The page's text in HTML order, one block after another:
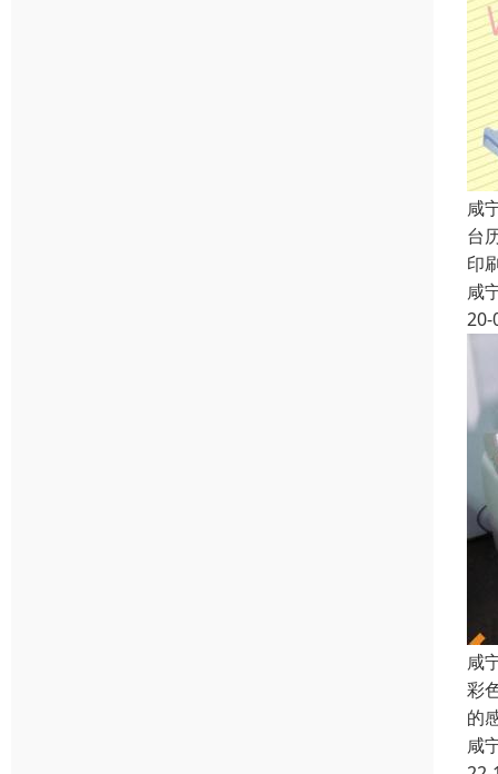
咸
台
印
咸
20-
咸
彩
的
咸